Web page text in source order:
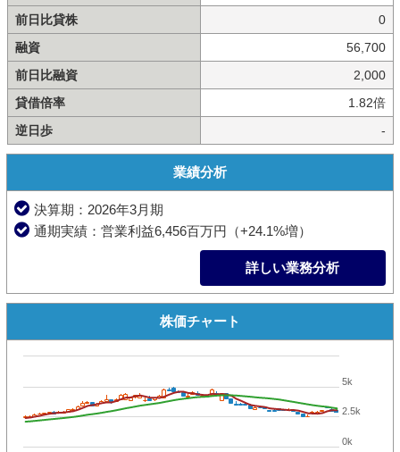
前日比貸株
0
融資
56,700
前日比融資
2,000
貸借倍率
1.82倍
逆日歩
-
業績分析
決算期：2026年3月期
通期実績：営業利益6,456百万円（+24.1%増）
詳しい業務分析
株価チャート
0k
2.5k
5k